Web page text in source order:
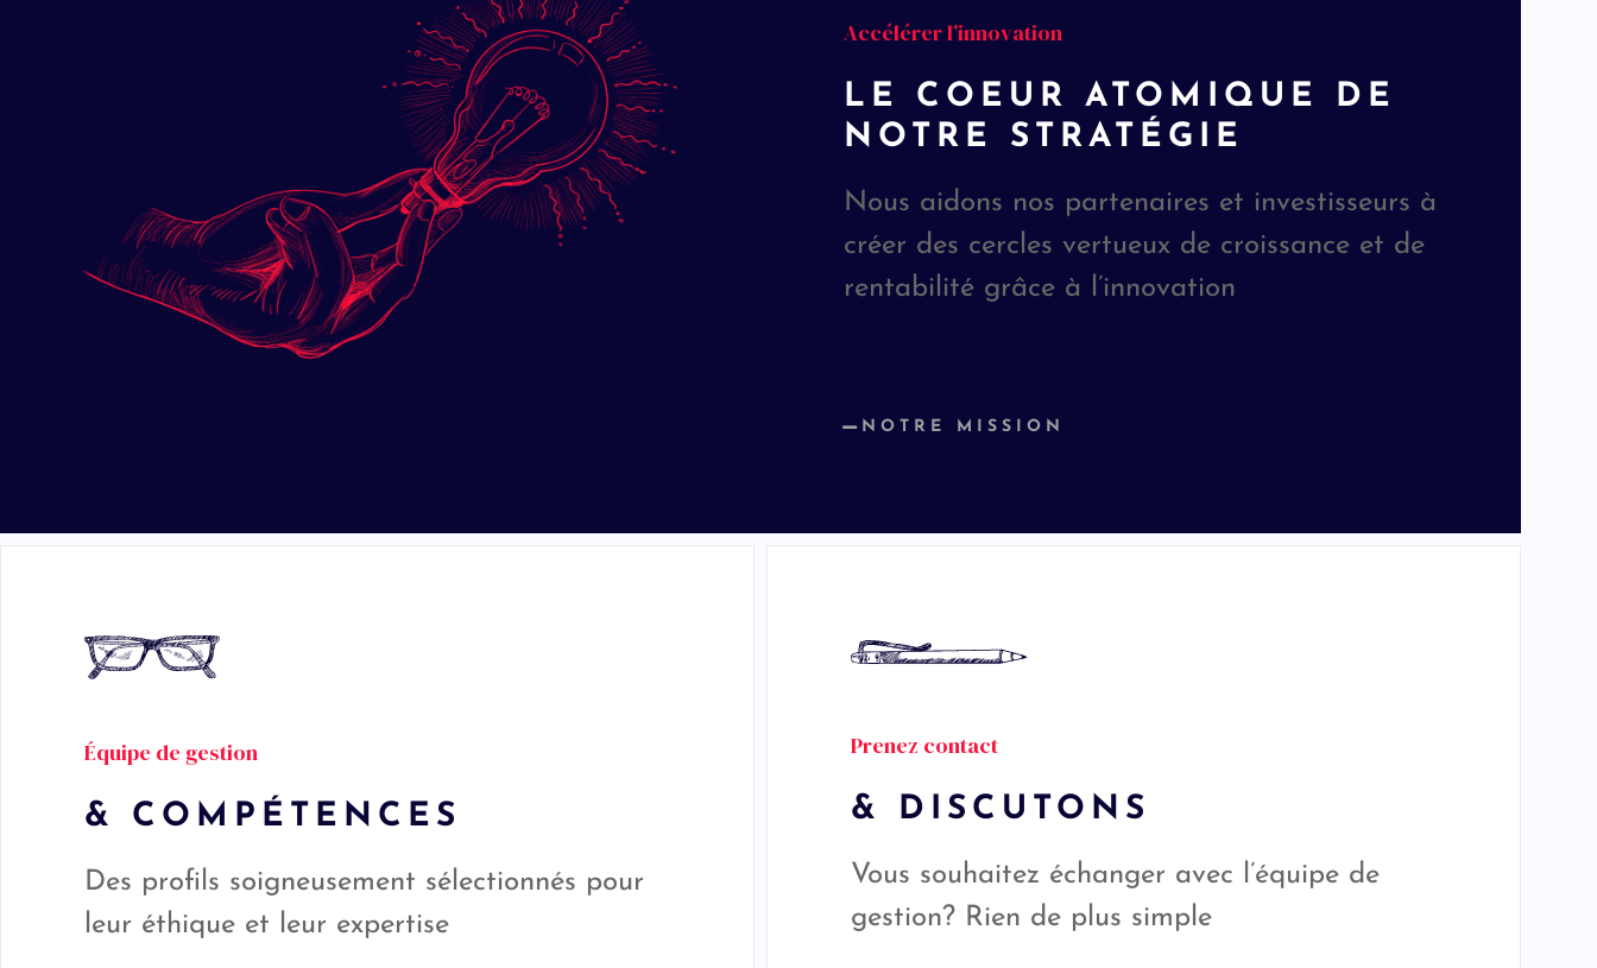
Accélérer l’innovation
LE COEUR ATOMIQUE DE
NOTRE STRATÉGIE
Nous aidons nos partenaires et investisseurs à
créer des cercles vertueux de croissance et de
rentabilité grâce à l’innovation
NOTRE MISSION
Équipe de gestion
& COMPÉTENCES
Des profils soigneusement sélectionnés pour
leur éthique et leur expertise
Prenez contact
& DISCUTONS
Vous souhaitez échanger avec l’équipe de
gestion? Rien de plus simple